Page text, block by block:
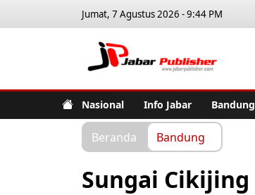
Jumat, 7 Agustus 2026 - 9:44 PM
Nasional Info Jabar Bandung
Beranda Bandung
Sungai